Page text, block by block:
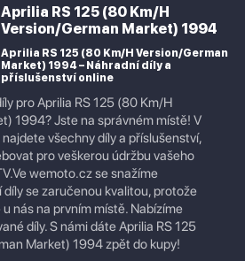
Aprilia RS 125 (80 Km/H
Version/German Market) 1994
Aprilia RS 125 (80 Km/H Version/German
Market) 1994 – Náhradní díly a
příslušenství online
pro Aprilia RS 125 (80 Km/H
1994? Jste na správném místě! V
všechny díly a příslušenství,
pro veškerou údržbu vašeho
wemoto.cz se snažíme
se zaručenou kvalitou, protože
nás na prvním místě. Nabízíme
díly. S námi dáte Aprilia RS 125
Market) 1994 zpět do kupy!